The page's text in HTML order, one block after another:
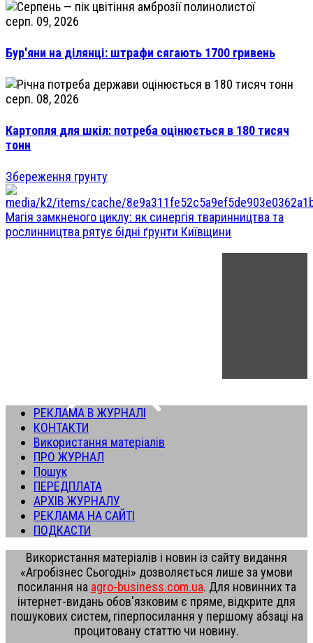
серп. 09, 2026
Бур'яни на ділянці: штрафи сягають 1700 гривень
серп. 08, 2026
Картопля для шкіл: потреба оцінюється в 180 тисяч
тонн
Збереження грунту
Магія замкненого циклу: як синергія тваринництва та
рослинництва рятує бідні ґрунти Київщини
РЕКЛАМА В ЖУРНАЛІ
КОНТАКТИ
Використання матеріалів
ПРО ЖУРНАЛ
Пошук
ПЕРЕДПЛАТА
АРХІВ ЖУРНАЛУ
РЕКЛАМА НА САЙТІ
ПОДКАСТИ
Використання матеріалів і новин із сайту видання
«Агробізнес Сьогодні» дозволяється лише за умови
посилання на agro-business.com.ua. Для новинних та
інтернет-видань обов'язковим є пряме, відкрите для
пошукових систем, гіперпосилання у першому абзаці на
процитовану статтю чи новину.